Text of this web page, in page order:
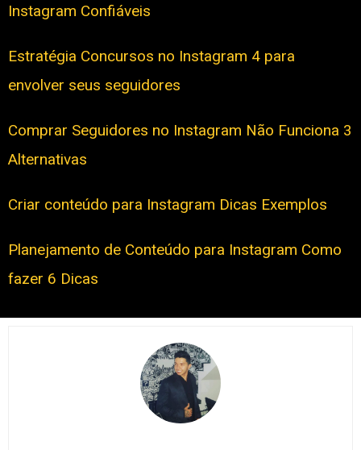
Instagram Confiáveis
Estratégia Concursos no Instagram 4 para
envolver seus seguidores
Comprar Seguidores no Instagram Não Funciona 3
Alternativas
Criar conteúdo para Instagram Dicas Exemplos
Planejamento de Conteúdo para Instagram Como
fazer 6 Dicas